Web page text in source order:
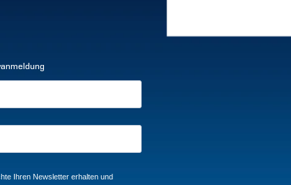
Ihren Newsletter erhalten und